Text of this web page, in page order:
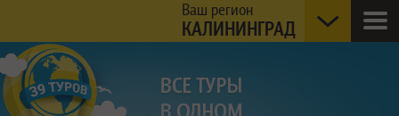
Ваш регион
КАЛИНИНГРАД